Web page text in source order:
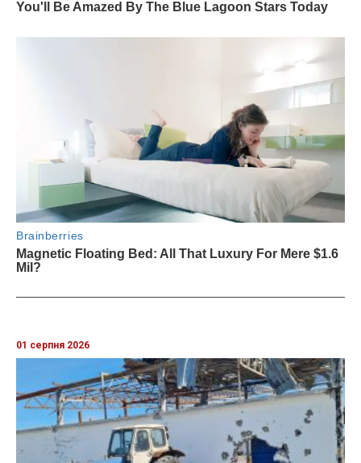
01 серпня 2026